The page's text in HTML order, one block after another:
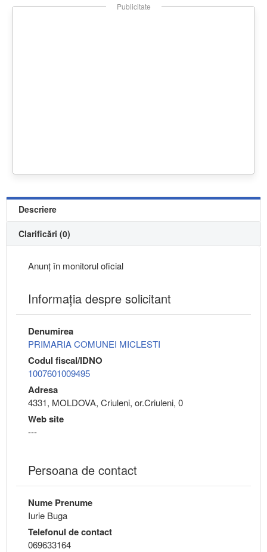
Publicitate
Descriere
Clarificări (0)
Anunț în monitorul oficial
Informaţia despre solicitant
Denumirea
PRIMARIA COMUNEI MICLESTI
Codul fiscal/IDNO
1007601009495
Adresa
4331, MOLDOVA, Criuleni, or.Criuleni, 0
Web site
---
Persoana de contact
Nume Prenume
Iurie Buga
Telefonul de contact
069633164